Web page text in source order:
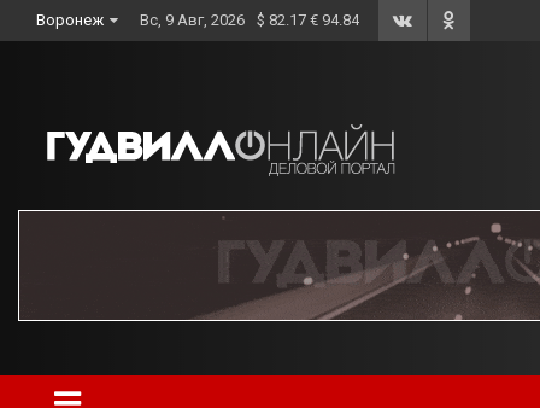
to
Воронеж Вс, 9 Авг, 2026 $ 82.17 € 94.84